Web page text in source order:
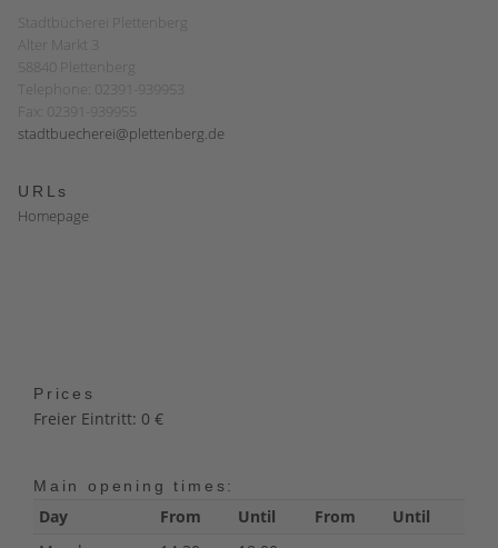
Stadtbücherei Plettenberg
Alter Markt 3
58840 Plettenberg
Telephone: 02391-939953
Fax: 02391-939955
stadtbuecherei@plettenberg.de
URLs
Homepage
Prices
Freier Eintritt: 0 €
Main opening times:
Day From Until From
Until